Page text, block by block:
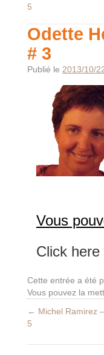
5
Odette
# 3
Publié le 2013/10/
Vous
Click here
Cette entrée a été
Vous pouvez la
← Michel Ramirez
5